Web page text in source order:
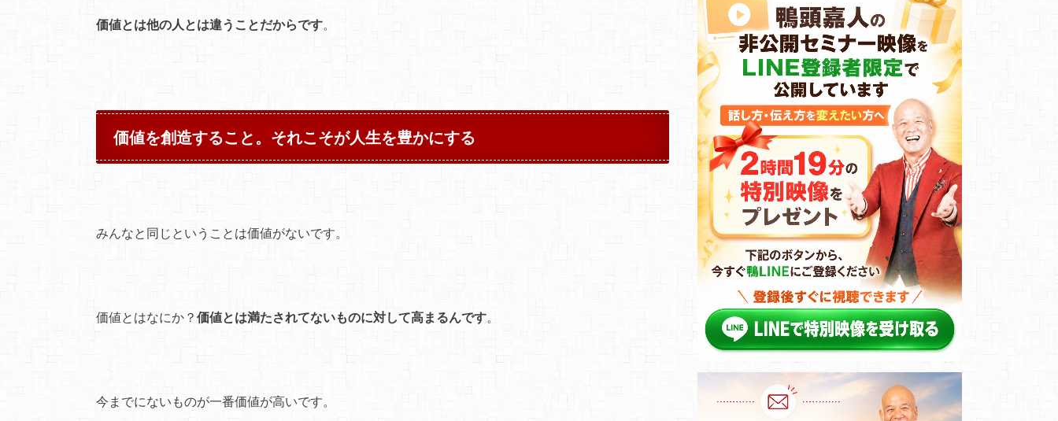
価値とは他の人とは違うことだからです
価値を創造すること。それこそが人生を豊かにする
みんなと同じということは価値がないです。
価値とはなにか？ 価値とは満たされてないものに対して高まるんです。
今までにないものが一番価値が高いです。